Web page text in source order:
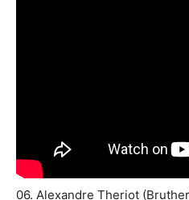
06. Alexandre Theriot